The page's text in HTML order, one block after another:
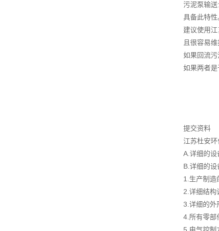
污泥泵输
具备此特性
建议使用
且很容易
如果回流
如果两者
提交资料
江苏杜安
A.详细的
B.详细的
1.生产制造
2.详细结构
3.详细的外
4.所有零部